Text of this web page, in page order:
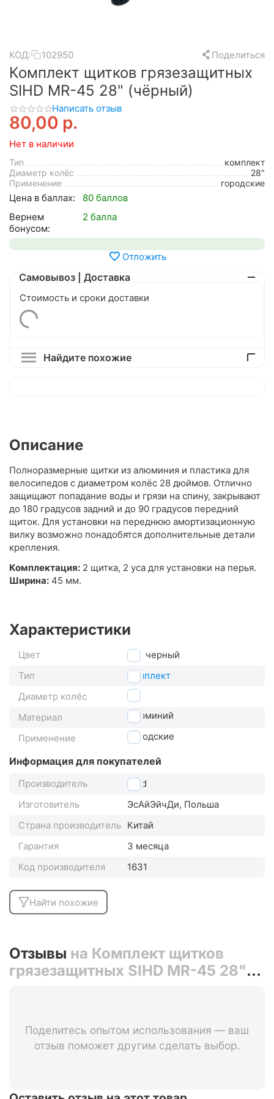
КОД: 102950 Поделиться
Комплект щитков грязезащитных
SIHD MR-45 28" (чёрный)
Написать отзыв
80,00 р.
Нет в наличии
Тип
комплект
Диаметр колёс
28"
Применение
городские
Цена в баллах:
80 баллов
Вернем
бонусом:
2 балла
Отложить
Самовывоз | Доставка
Стоимость и сроки доставки
Найдите похожие
Описание
Полноразмерные щитки из алюминия и пластика для
велосипедов с диаметром колёс 28 дюймов. Отлично
защищают попадание воды и грязи на спину, закрывают
до 180 градусов задний и до 90 градусов передний
щиток. Для установки на переднюю амортизационную
вилку возможно понадобятся дополнительные детали
крепления.
Комплектация: 2 щитка, 2 уса для установки на перья.
Ширина: 45 мм.
Характеристики
Цвет
черный
Тип
комплект
Диаметр колёс
28"
Материал
алюминий
Применение
городские
Информация для покупателей
Производитель
Sihd
Изготовитель
ЭсАйЭйчДи, Польша
Страна производитель Китай
Гарантия
3 месяца
Код производителя
1631
Найти похожие
Отзывы на Комплект щитков
грязезащитных SIHD MR-45 28"
Поделитесь опытом использования — ваш
отзыв поможет другим сделать выбор.